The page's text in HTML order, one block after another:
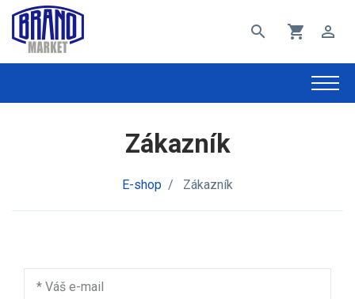
search shopping_cart perm_identity
Zákazník
E-shop / Zákazník
* Váš e-mail